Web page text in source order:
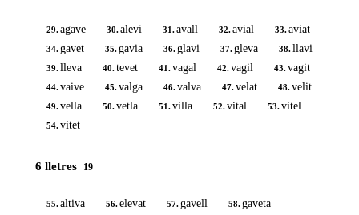
29.agave 30.alevi 31.avall 32.avial 33.aviat
34.gavet 35.gavia 36.glavi 37.gleva 38.llavi
39.lleva 40.tevet 41.vagal 42.vagil 43.vagit
44.vaive 45.valga 46.valva 47.velat 48.velit
49.vella 50.vetla 51.villa 52.vital 53.vitel
54.vitet
6 lletres 19
55.altiva 56.elevat 57.gavell 58.gaveta